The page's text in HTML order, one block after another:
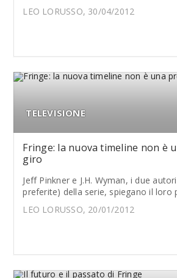
LEO LORUSSO, 30/04/2012
TELEVISIONE
Fringe: la nuova timeline non è
giro
Jeff Pinkner e J.H. Wyman, i due
preferite) della serie, spiegano il loro
LEO LORUSSO, 20/01/2012